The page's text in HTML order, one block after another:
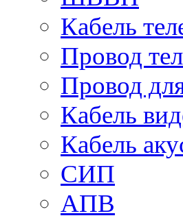
Кабель
Провод
Провод
Кабель
Кабель
СИП
АПВ